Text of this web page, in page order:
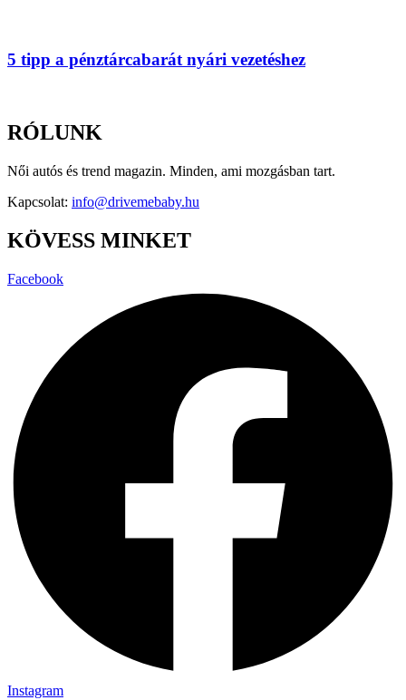
5 tipp a pénztárcabarát nyári vezetéshez
RÓLUNK
Női autós és trend magazin. Minden, ami mozgásban tart.
Kapcsolat: info@drivemebaby.hu
KÖVESS MINKET
Facebook
Instagram